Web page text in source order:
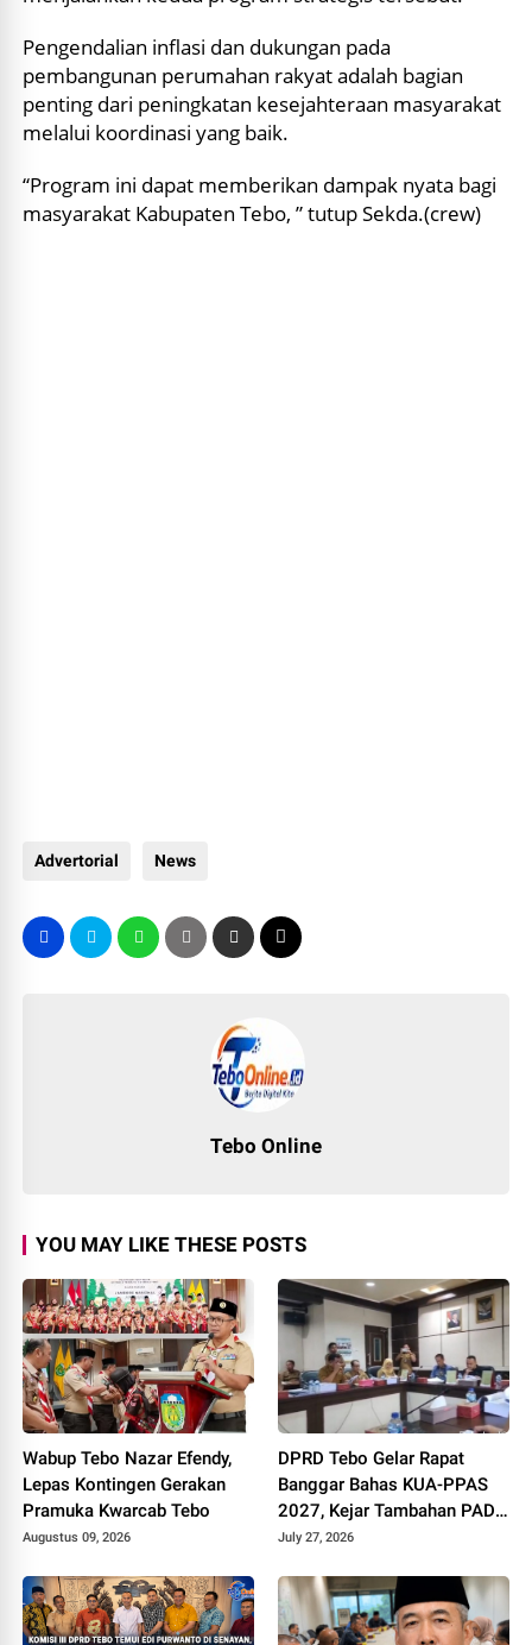
Pengendalian inflasi dan dukungan pada
pembangunan perumahan rakyat adalah bagian
penting dari peningkatan kesejahteraan masyarakat
melalui koordinasi yang baik.
“Program ini dapat memberikan dampak nyata bagi
masyarakat Kabupaten Tebo, ” tutup Sekda.(crew)
Advertorial News
Tebo Online
YOU MAY LIKE THESE POSTS
Wabup Tebo Nazar Efendy,
Lepas Kontingen Gerakan
Pramuka Kwarcab Tebo
Augustus 09, 2026
DPRD Tebo Gelar Rapat
Banggar Bahas KUA-PPAS
2027, Kejar Tambahan PAD
dan DBH Sawit
July 27, 2026